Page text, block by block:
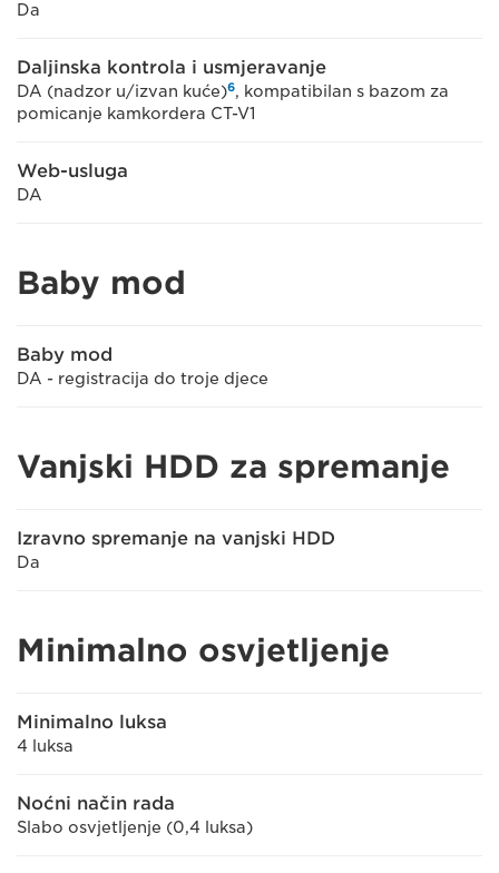
Da
Daljinska kontrola i usmjeravanje
DA (nadzor u/izvan kuće)6, kompatibilan s bazom za
pomicanje kamkordera CT-V1
Web-usluga
DA
Baby mod
Baby mod
DA - registracija do troje djece
Vanjski HDD za spremanje
Izravno spremanje na vanjski HDD
Da
Minimalno osvjetljenje
Minimalno luksa
4 luksa
Noćni način rada
Slabo osvjetljenje (0,4 luksa)